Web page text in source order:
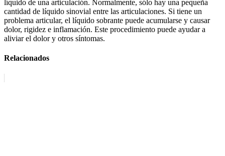
líquido de una articulación. Normalmente, sólo hay una pequeña
cantidad de líquido sinovial entre las articulaciones. Si tiene un
problema articular, el líquido sobrante puede acumularse y causar
dolor, rigidez e inflamación. Este procedimiento puede ayudar a
aliviar el dolor y otros síntomas.
Relacionados